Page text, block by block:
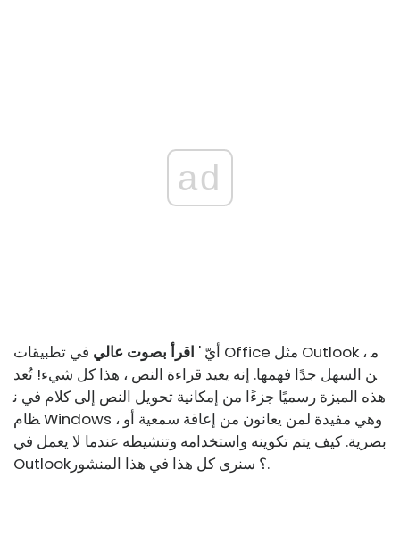
ad
أيّ ' اقرأ بصوت عالي في تطبيقات Office مثل Outlook ، م
ن السهل جدًا فهمها. إنه يعيد قراءة النص ، هذا كل شيء! تُعد
هذه الميزة رسميًا جزءًا من إمكانية تحويل النص إلى كلام في ن
ظام Windows ، وهي مفيدة لمن يعانون من إعاقة سمعية أو
بصرية. كيف يتم تكوينه واستخدامه وتنشيطه عندما لا يعمل في
Outlook؟ سنرى كل هذا في هذا المنشور.